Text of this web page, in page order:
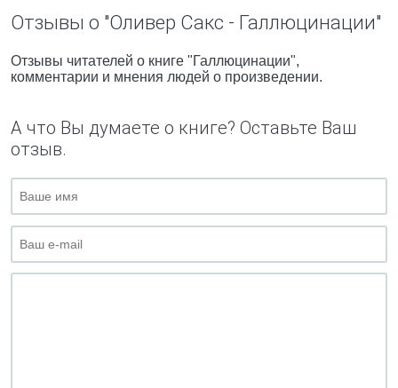
Отзывы о "Оливер Сакс - Галлюцинации"
Отзывы читателей о книге "Галлюцинации",
комментарии и мнения людей о произведении.
А что Вы думаете о книге? Оставьте Ваш
отзыв.